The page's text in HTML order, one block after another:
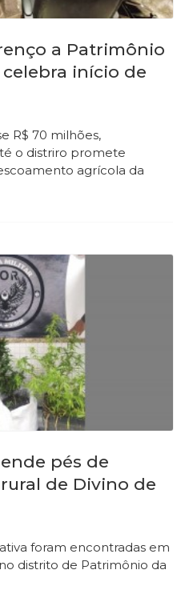
a Patrimônio
início de
R$ 70 milhões,
o distriro promete
agrícola da
pés de
de Divino de
foram encontradas em
distrito de Patrimônio da